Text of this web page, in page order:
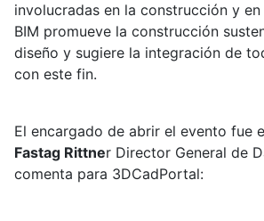
involucradas en la construcción y
BIM promueve la construcción
diseño y sugiere la integración de
con este fin.
El encargado de abrir el evento fue
Fastag Rittner Director General de
comenta para 3DCadPortal: